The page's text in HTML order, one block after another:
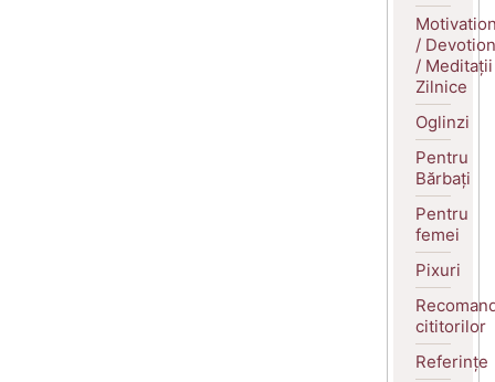
/
/ Meditații
Zilnice
Oglinzi
Pentru
Bărbați
Pentru
femei
Pixuri
cititorilor
Referințe